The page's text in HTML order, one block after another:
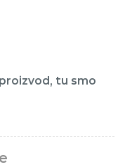
tu smo